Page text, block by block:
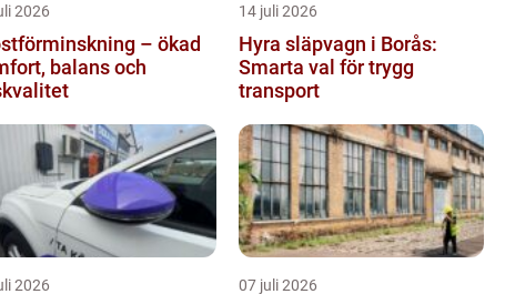
2026
– ökad
balans och
14 juli 2026
Hyra släpvagn i Borås:
Smarta val för trygg
transport
2026 07 juli 2026